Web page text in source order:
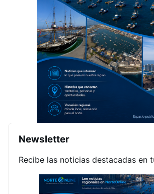
Newsletter
Recibe las noticias destacadas en